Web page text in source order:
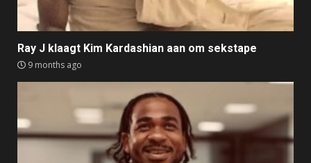
Ray J klaagt Kim Kardashian aan om sekstape
9 months ago